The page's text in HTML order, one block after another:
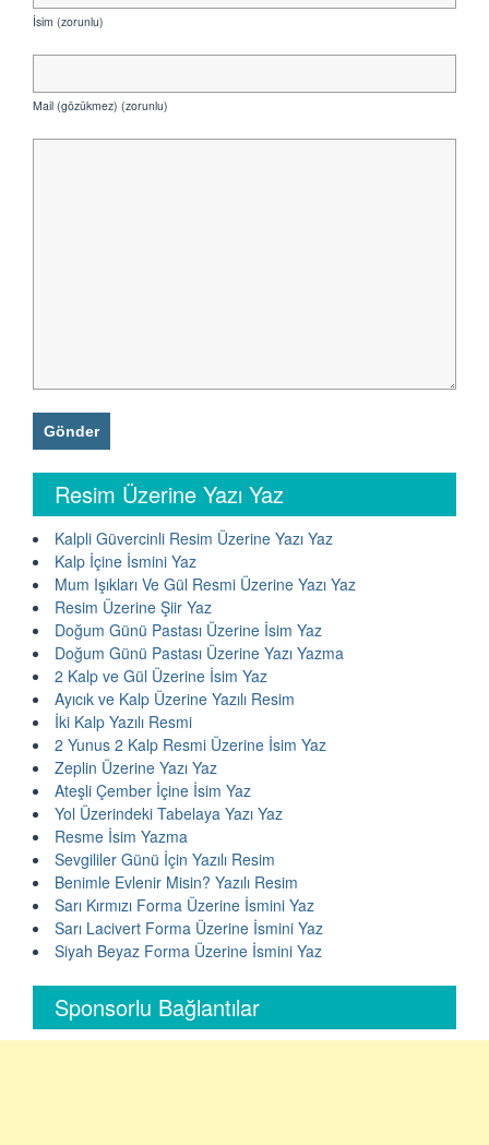
İsim (zorunlu)
Mail (gözükmez) (zorunlu)
Resim Üzerine Yazı Yaz
Kalpli Güvercinli Resim Üzerine Yazı Yaz
Kalp İçine İsmini Yaz
Mum Işıkları Ve Gül Resmi Üzerine Yazı Yaz
Resim Üzerine Şiir Yaz
Doğum Günü Pastası Üzerine İsim Yaz
Doğum Günü Pastası Üzerine Yazı Yazma
2 Kalp ve Gül Üzerine İsim Yaz
Ayıcık ve Kalp Üzerine Yazılı Resim
İki Kalp Yazılı Resmi
2 Yunus 2 Kalp Resmi Üzerine İsim Yaz
Zeplin Üzerine Yazı Yaz
Ateşli Çember İçine İsim Yaz
Yol Üzerindeki Tabelaya Yazı Yaz
Resme İsim Yazma
Sevgililer Günü İçin Yazılı Resim
Benimle Evlenir Misin? Yazılı Resim
Sarı Kırmızı Forma Üzerine İsmini Yaz
Sarı Lacivert Forma Üzerine İsmini Yaz
Siyah Beyaz Forma Üzerine İsmini Yaz
Sponsorlu Bağlantılar